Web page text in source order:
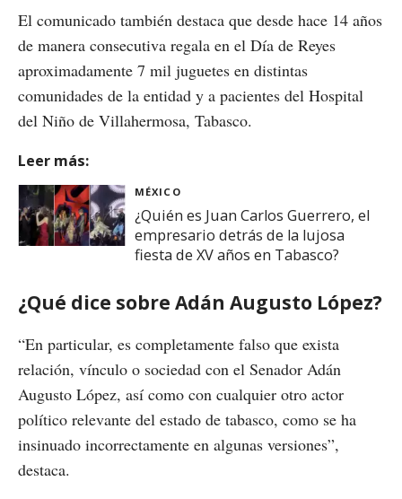
El comunicado también destaca que desde hace 14 años
de manera consecutiva regala en el Día de Reyes
aproximadamente 7 mil juguetes en distintas
comunidades de la entidad y a pacientes del Hospital
del Niño de Villahermosa, Tabasco.
Leer más:
MÉXICO
¿Quién es Juan Carlos Guerrero, el
empresario detrás de la lujosa
fiesta de XV años en Tabasco?
¿Qué dice sobre Adán Augusto López?
“En particular, es completamente falso que exista
relación, vínculo o sociedad con el Senador Adán
Augusto López, así como con cualquier otro actor
político relevante del estado de tabasco, como se ha
insinuado incorrectamente en algunas versiones”,
destaca.